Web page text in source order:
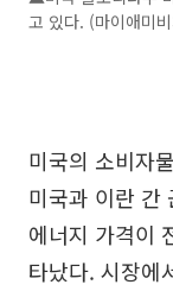
고 있다. (마이애미
미국의 소비자
미국과 이란 간
에너지 가격이
타났다. 시장에